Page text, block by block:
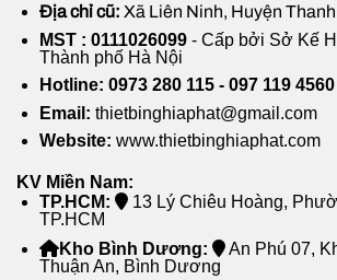
Bản vẽ kĩ thuật
Bản vẽ Quạt hút gắn tường Panasonic
Địa chỉ cũ: Xã Liên Ninh, Huyện
MST : 0111026099 - Cấp bởi Sở Kế
Thành phố Hà Nội
Hotline: 0973 280 115 - 097 119 4560
Email: thietbinghiaphat@gmail.com
Website: www.thietbinghiaphat.com
KV Miền Nam:
TP.HCM:
13 Lý Chiêu Hoàng,
TP.HCM
Kho Bình Dương:
An Phú 07,
Thuận An, Bình Dương